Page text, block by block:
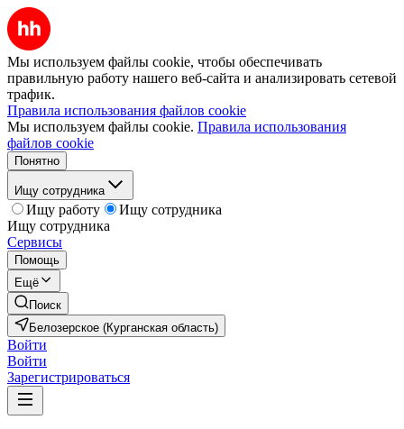
Мы используем файлы cookie, чтобы обеспечивать
правильную работу нашего веб-сайта и анализировать сетевой
трафик.
Правила использования файлов cookie
Мы используем файлы cookie. Правила использования
файлов cookie
Понятно
Ищу сотрудника
Ищу работу
Ищу сотрудника
Ищу сотрудника
Сервисы
Помощь
Ещё
Поиск
Белозерское (Курганская область)
Войти
Войти
Зарегистрироваться